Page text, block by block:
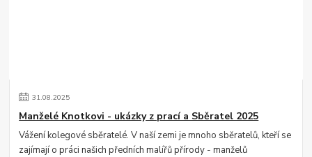
31.08.2025
Manželé Knotkovi - ukázky z prací a Sběratel 2025
Vážení kolegové sběratelé. V naší zemi je mnoho sběratelů, kteří se
zajímají o práci našich předních malířů přírody - manželů